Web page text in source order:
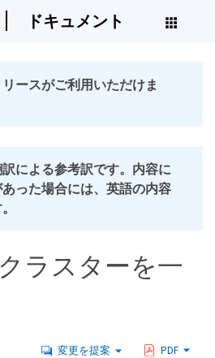
ドキュメント
ースがご利用いただけま
による参考訳です。内容に
った場合には、英語の内容
ラスターを一
変更を提案 PDF